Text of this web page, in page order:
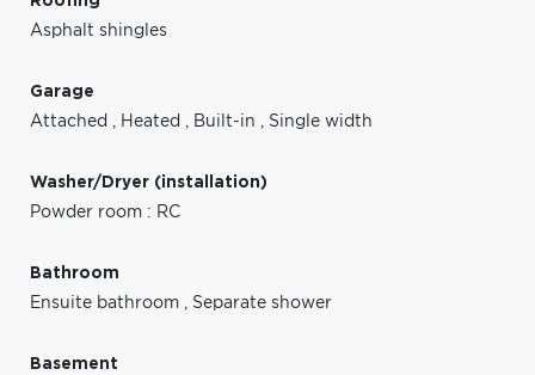
Asphalt shingles
Garage
Attached , Heated , Built-in , Single width
Washer/Dryer (installation)
Powder room : RC
Bathroom
Ensuite bathroom , Separate shower
Basement